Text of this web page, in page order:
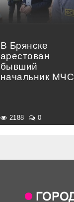
В Брянске
арестован
бывший
начальник МЧС
2188 0